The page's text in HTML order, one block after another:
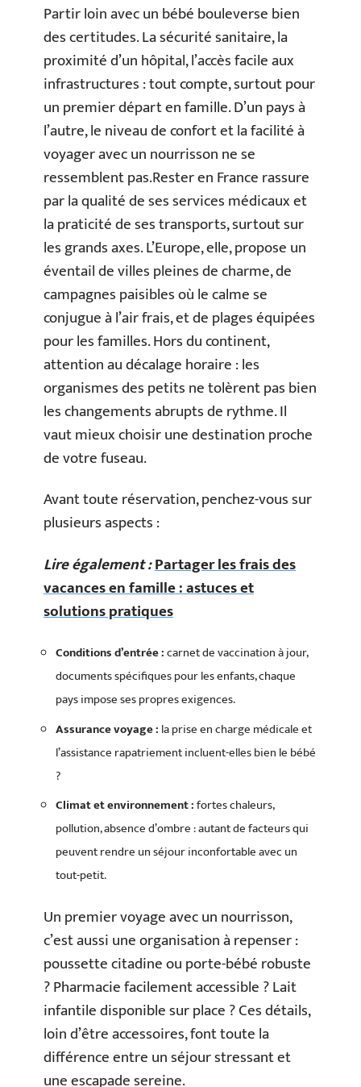
Partir loin avec un bébé bouleverse bien
des certitudes. La sécurité sanitaire, la
proximité d’un hôpital, l’accès facile aux
infrastructures : tout compte, surtout pour
un premier départ en famille. D’un pays à
l’autre, le niveau de confort et la facilité à
voyager avec un nourrisson ne se
ressemblent pas.Rester en France rassure
par la qualité de ses services médicaux et
la praticité de ses transports, surtout sur
les grands axes. L’Europe, elle, propose un
éventail de villes pleines de charme, de
campagnes paisibles où le calme se
conjugue à l’air frais, et de plages équipées
pour les familles. Hors du continent,
attention au décalage horaire : les
organismes des petits ne tolèrent pas bien
les changements abrupts de rythme. Il
vaut mieux choisir une destination proche
de votre fuseau.
Avant toute réservation, penchez-vous sur
plusieurs aspects :
Lire également :Partager les frais des
vacances en famille : astuces et
solutions pratiques
Conditions d’entrée :carnet de vaccination à jour,
documents spécifiques pour les enfants, chaque
pays impose ses propres exigences.
Assurance voyage : la prise en charge médicale et
l’assistance rapatriement incluent-elles bien le bébé
?
Climat et environnement :fortes chaleurs,
pollution, absence d’ombre : autant de facteurs qui
peuvent rendre un séjour inconfortable avec un
tout-petit.
Un premier voyage avec un nourrisson,
c’est aussi une organisation à repenser :
poussette citadine ou porte-bébé robuste
? Pharmacie facilement accessible ? Lait
infantile disponible sur place ? Ces détails,
loin d’être accessoires, font toute la
différence entre un séjour stressant et
une escapade sereine.